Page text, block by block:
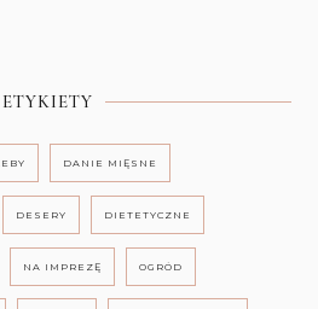
ETYKIETY
DANIE MIĘSNE
DESERY DIETETYCZNE
NA IMPREZĘ OGRÓD